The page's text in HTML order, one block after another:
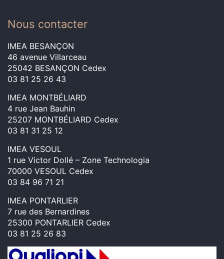
Nous contacter
IMEA BESANÇON
46 avenue Villarceau
25042 BESANÇON Cedex
03 81 25 26 43
IMEA MONTBÉLIARD
4 rue Jean Bauhin
25207 MONTBÉLIARD Cedex
03 81 31 25 12
IMEA VESOUL
1 rue Victor Dollé – Zone Technologia
70000 VESOUL Cedex
03 84 96 71 21
IMEA PONTARLIER
7 rue des Bernardines
25300 PONTARLIER Cedex
03 81 25 26 83